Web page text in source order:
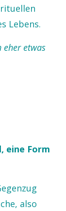
Lebens.
eher etwas
eine Form
also